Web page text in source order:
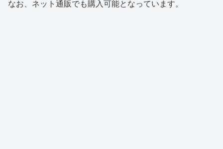
なお、ネット通販でも購入可能となっています。